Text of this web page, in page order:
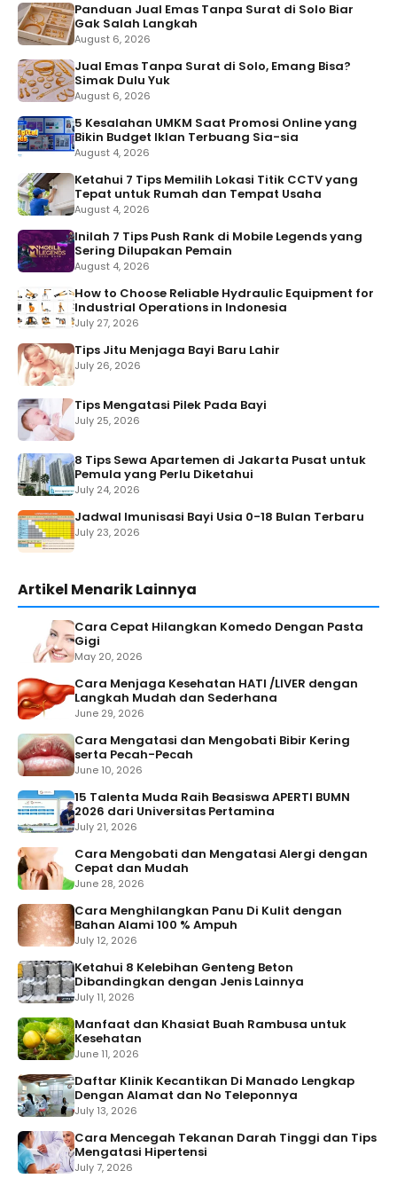
Panduan Jual Emas Tanpa Surat di Solo Biar
Gak Salah Langkah
August 6, 2026
Jual Emas Tanpa Surat di Solo, Emang Bisa?
Simak Dulu Yuk
August 6, 2026
5 Kesalahan UMKM Saat Promosi Online yang
Bikin Budget Iklan Terbuang Sia-sia
August 4, 2026
Ketahui 7 Tips Memilih Lokasi Titik CCTV yang
Tepat untuk Rumah dan Tempat Usaha
August 4, 2026
Inilah 7 Tips Push Rank di Mobile Legends yang
Sering Dilupakan Pemain
August 4, 2026
How to Choose Reliable Hydraulic Equipment for
Industrial Operations in Indonesia
July 27, 2026
Tips Jitu Menjaga Bayi Baru Lahir
July 26, 2026
Tips Mengatasi Pilek Pada Bayi
July 25, 2026
8 Tips Sewa Apartemen di Jakarta Pusat untuk
Pemula yang Perlu Diketahui
July 24, 2026
Jadwal Imunisasi Bayi Usia 0-18 Bulan Terbaru
July 23, 2026
Artikel Menarik Lainnya
Cara Cepat Hilangkan Komedo Dengan Pasta
Gigi
May 20, 2026
Cara Menjaga Kesehatan HATI /LIVER dengan
Langkah Mudah dan Sederhana
June 29, 2026
Cara Mengatasi dan Mengobati Bibir Kering
serta Pecah-Pecah
June 10, 2026
15 Talenta Muda Raih Beasiswa APERTI BUMN
2026 dari Universitas Pertamina
July 21, 2026
Cara Mengobati dan Mengatasi Alergi dengan
Cepat dan Mudah
June 28, 2026
Cara Menghilangkan Panu Di Kulit dengan
Bahan Alami 100 % Ampuh
July 12, 2026
Ketahui 8 Kelebihan Genteng Beton
Dibandingkan dengan Jenis Lainnya
July 11, 2026
Manfaat dan Khasiat Buah Rambusa untuk
Kesehatan
June 11, 2026
Daftar Klinik Kecantikan Di Manado Lengkap
Dengan Alamat dan No Teleponnya
July 13, 2026
Cara Mencegah Tekanan Darah Tinggi dan Tips
Mengatasi Hipertensi
July 7, 2026